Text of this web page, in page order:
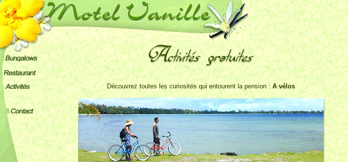
Découvrez toutes les curiosités qui entourent la pension : A vélos